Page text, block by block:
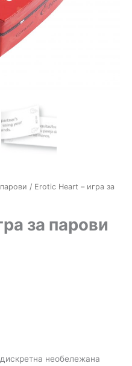
/ Erotic Heart – игра за
за парови
необележана